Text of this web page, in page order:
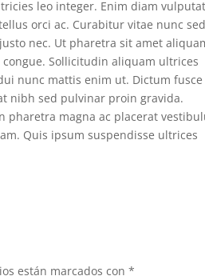
leo integer. Enim diam
orci ac. Curabitur vitae nunc sed
nec. Ut pharetra sit amet
Sollicitudin aliquam ultrices
nunc mattis enim ut. Dictum
nibh sed pulvinar proin gravida.
pharetra magna ac placerat
Quis ipsum suspendisse ultrices
están marcados con*